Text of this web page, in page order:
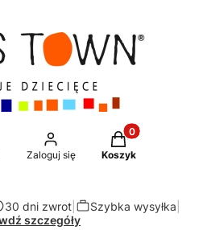
wyszukiwarkę
Zaloguj się
Produkty w
Koszyk
30 dni zwrot| Szybka wysyłka
szczegóły